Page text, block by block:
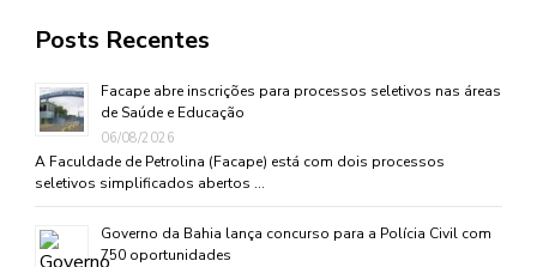
Posts Recentes
Facape abre inscrições para processos seletivos nas áreas
de Saúde e Educação
06/08/2026
A Faculdade de Petrolina (Facape) está com dois processos
seletivos simplificados abertos …
Governo da Bahia lança concurso para a Polícia Civil com
750 oportunidades